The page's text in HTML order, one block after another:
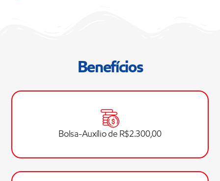
Benefícios
Bolsa-Auxílio de R$2.300,00